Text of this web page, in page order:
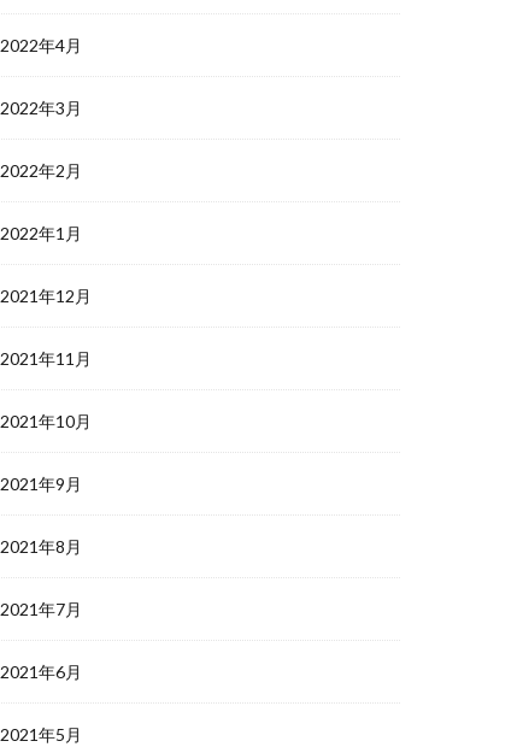
2022年4月
2022年3月
2022年2月
2022年1月
2021年12月
2021年11月
2021年10月
2021年9月
2021年8月
2021年7月
2021年6月
2021年5月